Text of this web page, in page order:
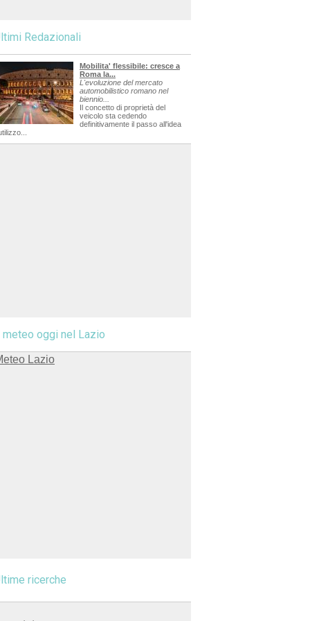
Redazionali
Mobilita' flessibile: cresce a
Roma la...
L'evoluzione del mercato
automobilistico romano nel
biennio...
Il concetto di proprietà del
veicolo sta cedendo
definitivamente il passo all'idea
meteo oggi nel Lazio
ricerche